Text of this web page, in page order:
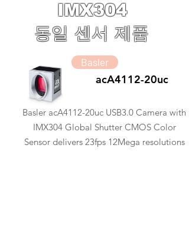
IMX304
동일 센서 제품
Basler
acA4112-20uc
Basler acA4112-20uc USB3.0 Camera with
IMX304 Global Shutter CMOS Color
Sensor delivers 23fps 12Mega resolutions